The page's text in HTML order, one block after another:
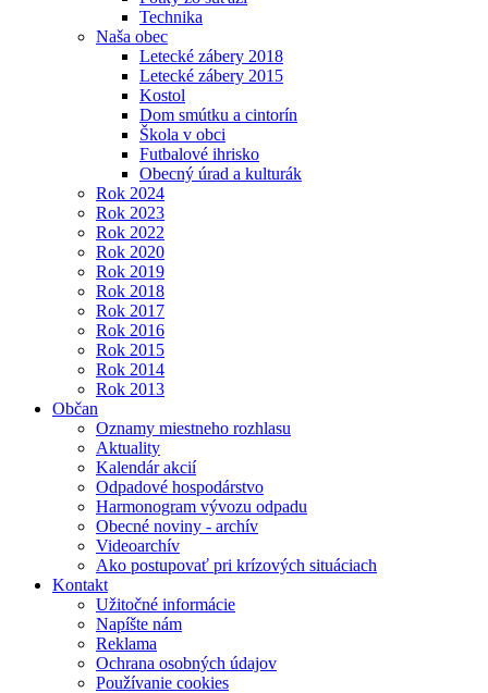
Technika
Naša obec
Letecké zábery 2018
Letecké zábery 2015
Kostol
Dom smútku a cintorín
Škola v obci
Futbalové ihrisko
Obecný úrad a kulturák
Rok 2024
Rok 2023
Rok 2022
Rok 2020
Rok 2019
Rok 2018
Rok 2017
Rok 2016
Rok 2015
Rok 2014
Rok 2013
Občan
Oznamy miestneho rozhlasu
Aktuality
Kalendár akcií
Odpadové hospodárstvo
Harmonogram vývozu odpadu
Obecné noviny - archív
Videoarchív
Ako postupovať pri krízových situáciach
Kontakt
Užitočné informácie
Napíšte nám
Reklama
Ochrana osobných údajov
Používanie cookies